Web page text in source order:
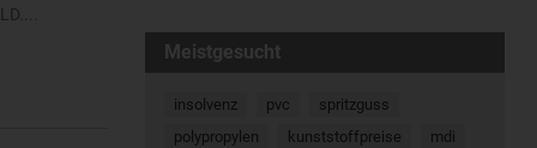
Meistgesucht
insolvenz pvc
spritzguss
polypropylen
kunststoffpreise
mdi